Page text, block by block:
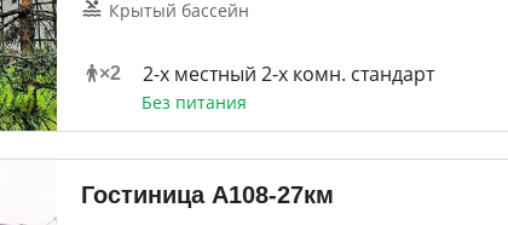
Крытый бассейн
×2 2-x местный 2-х комн. стандарт
Без питания
Гостиница А108-27км